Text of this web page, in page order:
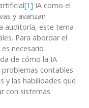
[1] IA como el
y avanzan
auditoría, este tema
Para abordar el
necesario
de cómo la IA
contables
y las habilidades que
con sistemas